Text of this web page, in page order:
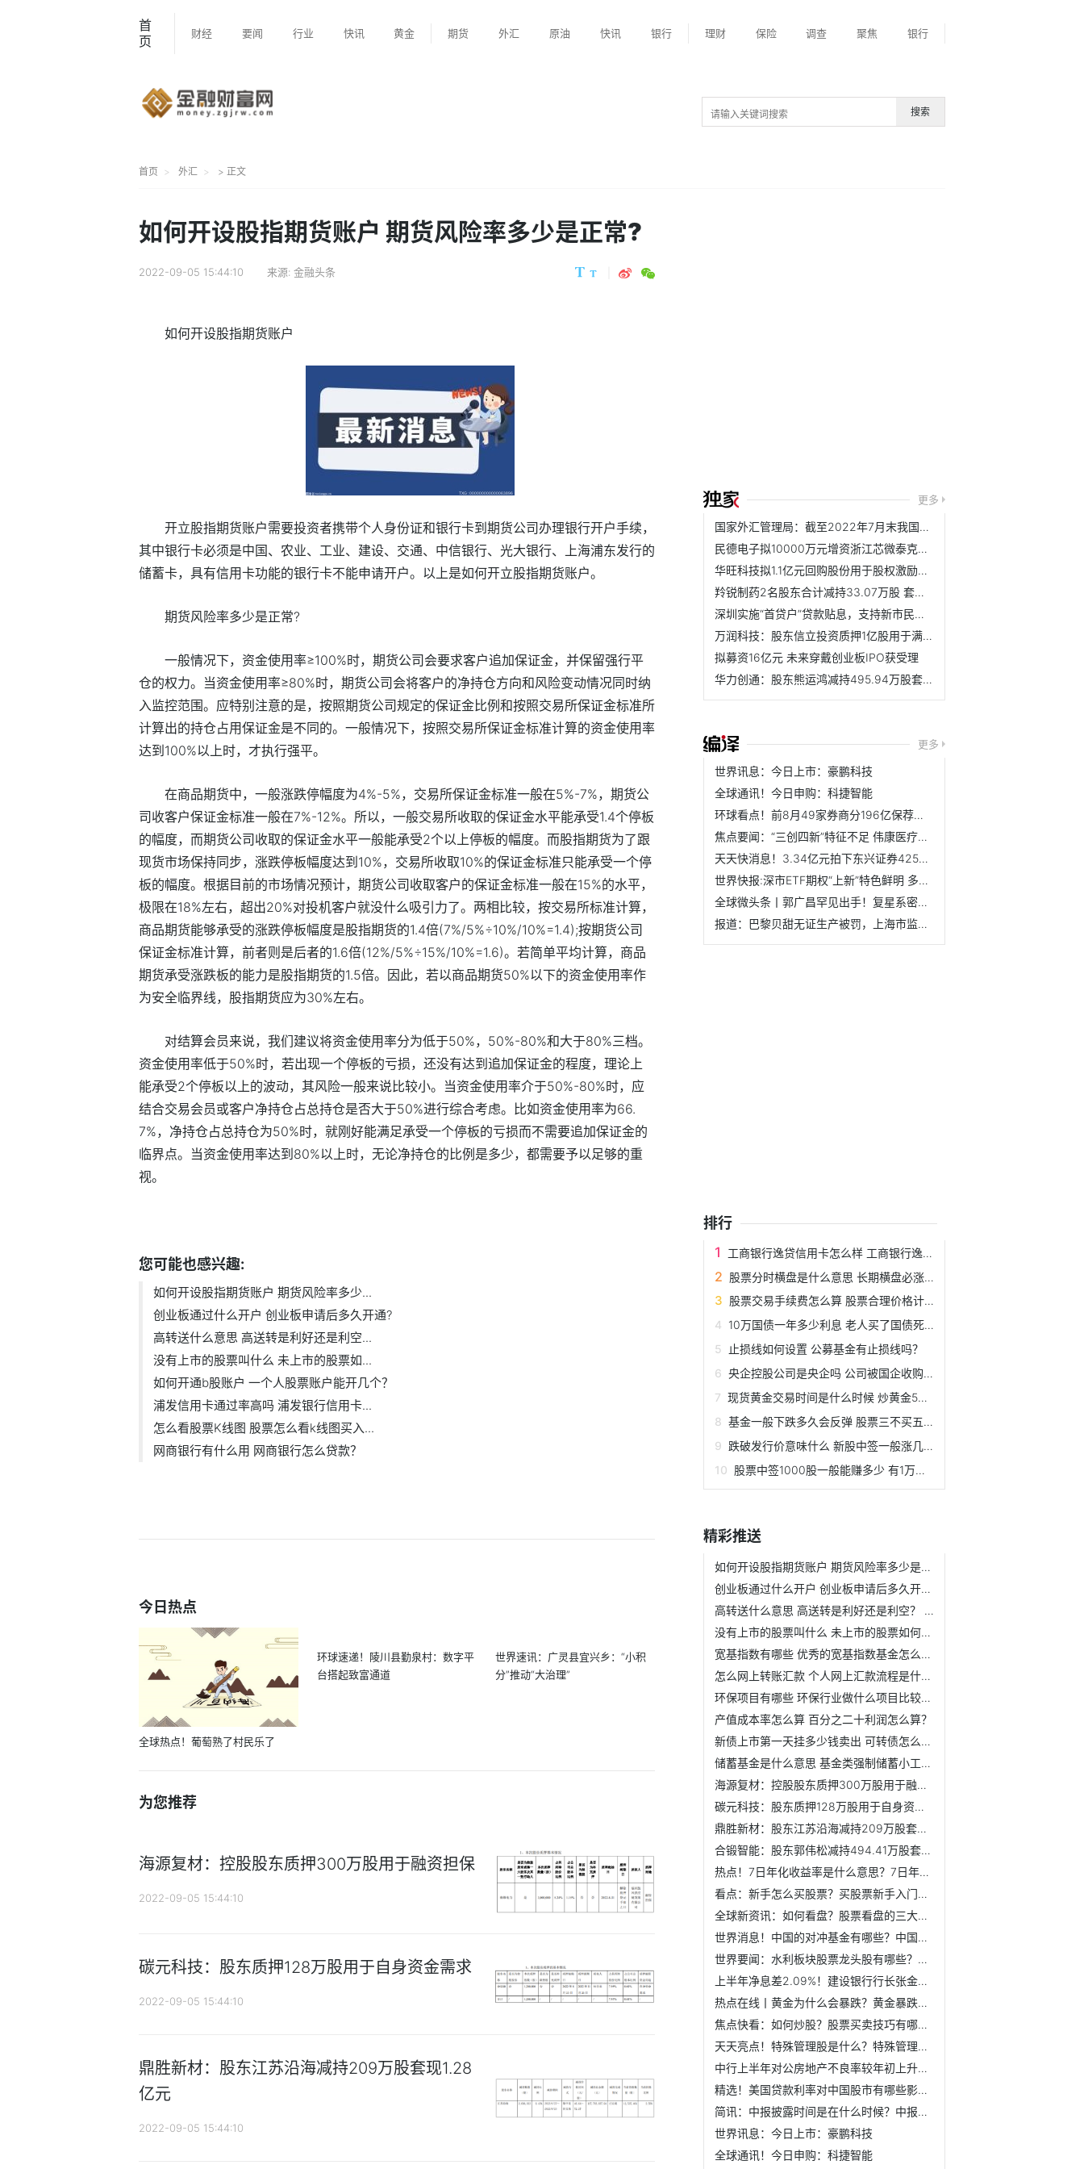
首
页
财经 要闻 行业 快讯 黄金 期货 外汇 原油 快讯 银行 理财 保险 调查 聚焦 银行
搜索
首页 外汇 > 正文
如何开设股指期货账户 期货风险率多少是正常?
2022-09-05 15:44:10 来源: 金融头条
如何开设股指期货账户
开立股指期货账户需要投资者携带个人身份证和银行卡到期货公司办理银行开户手续，
其中银行卡必须是中国、农业、工业、建设、交通、中信银行、光大银行、上海浦东发行的
储蓄卡，具有信用卡功能的银行卡不能申请开户。以上是如何开立股指期货账户。
期货风险率多少是正常?
一般情况下，资金使用率≥100%时，期货公司会要求客户追加保证金，并保留强行平
仓的权力。当资金使用率≥80%时，期货公司会将客户的净持仓方向和风险变动情况同时纳
入监控范围。应特别注意的是，按照期货公司规定的保证金比例和按照交易所保证金标准所
计算出的持仓占用保证金是不同的。一般情况下，按照交易所保证金标准计算的资金使用率
达到100%以上时，才执行强平。
在商品期货中，一般涨跌停幅度为4%-5%，交易所保证金标准一般在5%-7%，期货公
司收客户保证金标准一般在7%-12%。所以，一般交易所收取的保证金水平能承受1.4个停板
的幅度，而期货公司收取的保证金水平一般能承受2个以上停板的幅度。而股指期货为了跟
现货市场保持同步，涨跌停板幅度达到10%，交易所收取10%的保证金标准只能承受一个停
板的幅度。根据目前的市场情况预计，期货公司收取客户的保证金标准一般在15%的水平，
极限在18%左右，超出20%对投机客户就没什么吸引力了。两相比较，按交易所标准计算，
商品期货能够承受的涨跌停板幅度是股指期货的1.4倍(7%/5%÷10%/10%=1.4);按期货公司
保证金标准计算，前者则是后者的1.6倍(12%/5%÷15%/10%=1.6)。若简单平均计算，商品
期货承受涨跌板的能力是股指期货的1.5倍。因此，若以商品期货50%以下的资金使用率作
为安全临界线，股指期货应为30%左右。
对结算会员来说，我们建议将资金使用率分为低于50%，50%-80%和大于80%三档。
资金使用率低于50%时，若出现一个停板的亏损，还没有达到追加保证金的程度，理论上
能承受2个停板以上的波动，其风险一般来说比较小。当资金使用率介于50%-80%时，应
结合交易会员或客户净持仓占总持仓是否大于50%进行综合考虑。比如资金使用率为66.
7%，净持仓占总持仓为50%时，就刚好能满足承受一个停板的亏损而不需要追加保证金的
临界点。当资金使用率达到80%以上时，无论净持仓的比例是多少，都需要予以足够的重
视。
您可能也感兴趣:
如何开设股指期货账户 期货风险率多少...
创业板通过什么开户 创业板申请后多久开通?
高转送什么意思 高送转是利好还是利空...
没有上市的股票叫什么 未上市的股票如...
如何开通b股账户 一个人股票账户能开几个？
浦发信用卡通过率高吗 浦发银行信用卡...
怎么看股票K线图 股票怎么看k线图买入...
网商银行有什么用 网商银行怎么贷款？
今日热点
全球热点！葡萄熟了村民乐了
环球速递！陵川县勤泉村：数字平
台搭起致富通道
世界速讯：广灵县宜兴乡：“小积
分”推动“大治理”
为您推荐
海源复材：控股股东质押300万股用于融资担保
2022-09-05 15:44:10
碳元科技：股东质押128万股用于自身资金需求
2022-09-05 15:44:10
鼎胜新材：股东江苏沿海减持209万股套现1.28
亿元
2022-09-05 15:44:10
更多
国家外汇管理局：截至2022年7月末我国外汇储备规模达31041亿美元
民德电子拟10000万元增资浙江芯微泰克获深交所问询
华旺科技拟1.1亿元回购股份用于股权激励或员工持股计划
羚锐制药2名股东合计减持33.07万股 套现合计412.54万元
深圳实施“首贷户”贷款贴息，支持新市民就业创业
万润科技：股东信立投资质押1亿股用于满足资金需求
拟募资16亿元 未来穿戴创业板IPO获受理
华力创通：股东熊运鸿减持495.94万股套现约5916万元
更多
世界讯息：今日上市：豪鹏科技
全球通讯！今日申购：科捷智能
环球看点！前8月49家券商分196亿保荐承销费 "二中一海"居前三
焦点要闻：“三创四新”特征不足 伟康医疗创业板IPO被否
天天快消息！3.34亿元拍下东兴证券4253万股 中信建投与客户...
世界快报:深市ETF期权“上新”特色鲜明 多层次期权产品体系渐成形
全球微头条丨郭广昌罕见出手！复星系密集减持多家上市公司套...
报道：巴黎贝甜无证生产被罚，上海市监局最新回应：是最低幅...
排行
工商银行逸贷信用卡怎么样 工商银行逸贷是什么？ 工商银...
股票分时横盘是什么意思 长期横盘必涨的条件是什么? 分时横...
股票交易手续费怎么算 股票合理价格计算公式是什么？
10万国债一年多少利息 老人买了国债死亡后能取出来吗？
止损线如何设置 公募基金有止损线吗？
央企控股公司是央企吗 公司被国企收购意味着什么？
现货黄金交易时间是什么时候 炒黄金5万一天能赚多少钱？
基金一般下跌多久会反弹 股票三不买五不抛口诀是什么？
跌破发行价意味什么 新股中签一般涨几倍？
股票中签1000股一般能赚多少 有1万元可以申购新股吗？
精彩推送
如何开设股指期货账户 期货风险率多少是正常?
创业板通过什么开户 创业板申请后多久开通?
高转送什么意思 高送转是利好还是利空？ 高转送详细介绍
没有上市的股票叫什么 未上市的股票如何买？
宽基指数有哪些 优秀的宽基指数基金怎么选？
怎么网上转账汇款 个人网上汇款流程是什么？
环保项目有哪些 环保行业做什么项目比较赚钱?
产值成本率怎么算 百分之二十利润怎么算？
新债上市第一天挂多少钱卖出 可转债怎么卖？
储蓄基金是什么意思 基金类强制储蓄小工具是什么？ 储蓄基...
海源复材：控股股东质押300万股用于融资担保
碳元科技：股东质押128万股用于自身资金需求
鼎胜新材：股东江苏沿海减持209万股套现1.28亿元
合锻智能：股东郭伟松减持494.41万股套现4299万元
热点！7日年化收益率是什么意思？7日年化收益率和年利率有什...
看点：新手怎么买股票？买股票新手入门的简单流程是怎样的？
全球新资讯：如何看盘？股票看盘的三大技巧是什么？
世界消息！中国的对冲基金有哪些？中国的对冲基金分为几类？
世界要闻：水利板块股票龙头股有哪些？水利板块股票一览？
上半年净息差2.09%！建设银行行长张金良首次出席业绩发布会
热点在线丨黄金为什么会暴跌？黄金暴跌原因有哪些？
焦点快看：如何炒股？股票买卖技巧有哪些？
天天亮点！特殊管理股是什么？特殊管理股有哪些模式？
中行上半年对公房地产不良率较年初上升0.6%
精选！美国贷款利率对中国股市有哪些影响？美国贷款利率降息...
简讯：中报披露时间是在什么时候？中报公布的内容有哪些？
世界讯息：今日上市：豪鹏科技
全球通讯！今日申购：科捷智能